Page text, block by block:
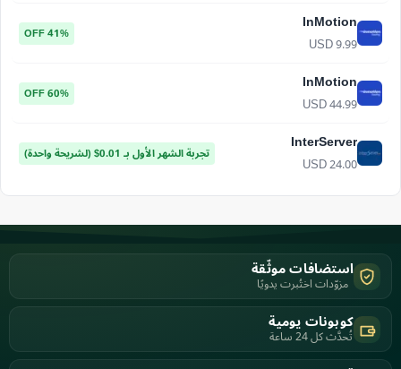
InMotion
USD 9.99
41% OFF
InMotion
USD 44.99
60% OFF
InterServer
USD 24.00
تجربة الشهر الأول بـ 0.01$ (لشريحة واحدة)
استضافات موثّقة
مزوّدات اختُبرت يدويًا
كوبونات يومية
تُحدَّث كل 24 ساعة